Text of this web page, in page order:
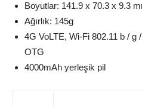
Boyutlar: 141.9 x 70.3 x 9.3
Ağırlık: 145g
4G VoLTE, Wi-Fi 802.11 b /
OTG
4000mAh yerleşik pil